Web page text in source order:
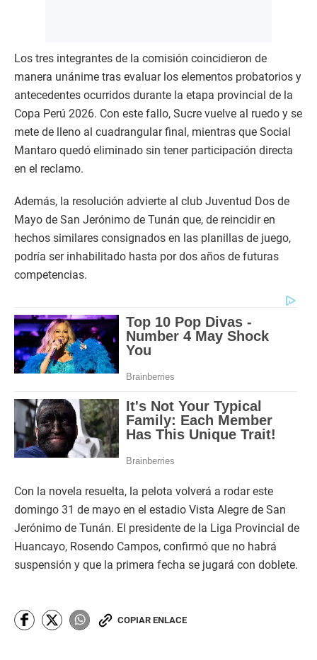
Los tres integrantes de la comisión coincidieron de
manera unánime tras evaluar los elementos probatorios y
antecedentes ocurridos durante la etapa provincial de la
Copa Perú 2026. Con este fallo, Sucre vuelve al ruedo y se
mete de lleno al cuadrangular final, mientras que Social
Mantaro quedó eliminado sin tener participación directa
en el reclamo.
Además, la resolución advierte al club Juventud Dos de
Mayo de San Jerónimo de Tunán que, de reincidir en
hechos similares consignados en las planillas de juego,
podría ser inhabilitado hasta por dos años de futuras
competencias.
Con la novela resuelta, la pelota volverá a rodar este
domingo 31 de mayo en el estadio Vista Alegre de San
Jerónimo de Tunán. El presidente de la Liga Provincial de
Huancayo, Rosendo Campos, confirmó que no habrá
suspensión y que la primera fecha se jugará con doblete.
COPIAR ENLACE